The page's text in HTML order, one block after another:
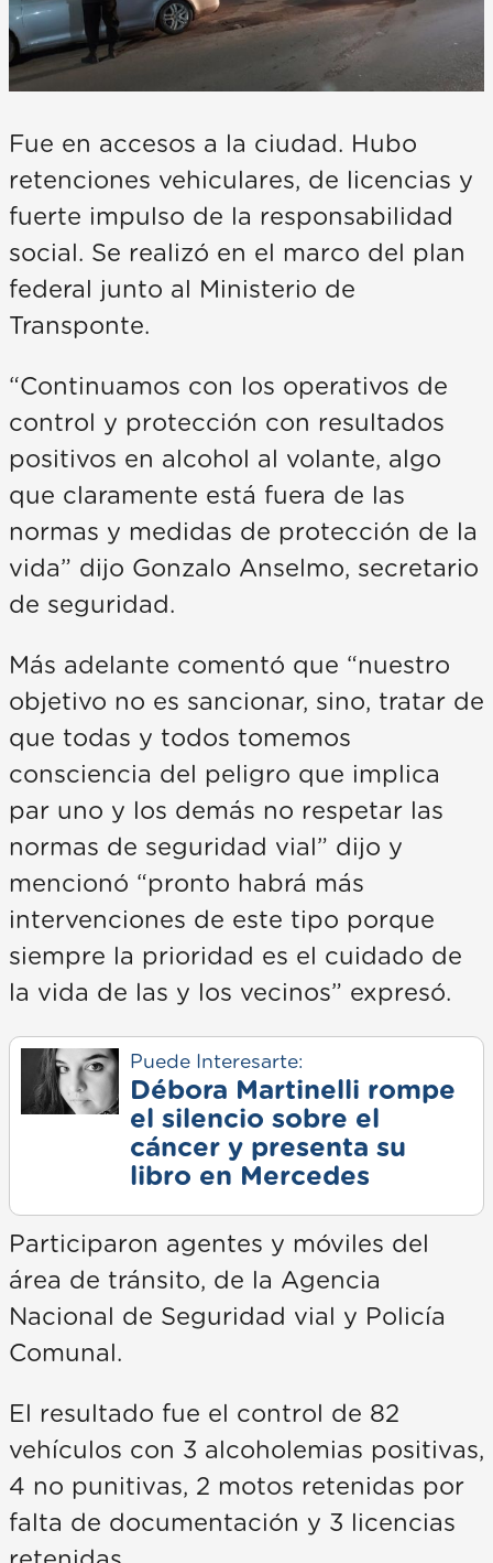
Fue en accesos a la ciudad. Hubo
retenciones vehiculares, de licencias y
fuerte impulso de la responsabilidad
social. Se realizó en el marco del plan
federal junto al Ministerio de
Transponte.
“Continuamos con los operativos de
control y protección con resultados
positivos en alcohol al volante, algo
que claramente está fuera de las
normas y medidas de protección de la
vida” dijo Gonzalo Anselmo, secretario
de seguridad.
Más adelante comentó que “nuestro
objetivo no es sancionar, sino, tratar de
que todas y todos tomemos
consciencia del peligro que implica
par uno y los demás no respetar las
normas de seguridad vial” dijo y
mencionó “pronto habrá más
intervenciones de este tipo porque
siempre la prioridad es el cuidado de
la vida de las y los vecinos” expresó.
Puede Interesarte:
Débora Martinelli rompe
el silencio sobre el
cáncer y presenta su
libro en Mercedes
Participaron agentes y móviles del
área de tránsito, de la Agencia
Nacional de Seguridad vial y Policía
Comunal.
El resultado fue el control de 82
vehículos con 3 alcoholemias positivas,
4 no punitivas, 2 motos retenidas por
falta de documentación y 3 licencias